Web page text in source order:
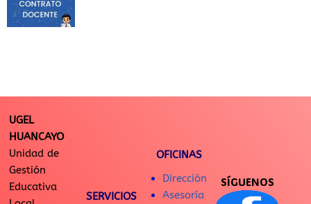
UGEL
HUANCAYO
Unidad de
Gestión
Educativa
SERVICIOS
OFICINAS
Dirección
Asesoría
SÍGUENOS